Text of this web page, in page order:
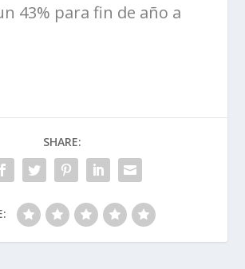
43% para fin de año a
SHARE: